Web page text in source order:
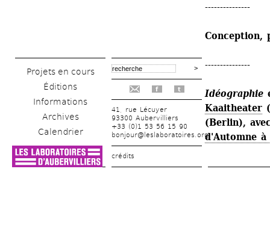
Projets en cours
Éditions
Informations
Archives
Calendrier
f t
41, rue Lécuyer
93300 Aubervilliers
+33 (0)1 53 56 15 90
bonjour@leslaboratoires.org
crédits
---------------
Conception,
---------------
Idéographie
Kaaitheater
(Berlin),
d'Automne à